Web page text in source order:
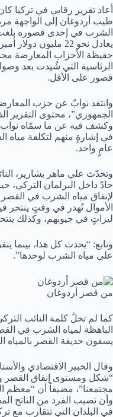
أعاد تقرير رقابي في
طيب أردوغان إلى الواجهة
يعادل نحو 22 مليون
حفيظة الأحزاب المعارضة
قصور على الأقل.
وانتقد نوابٌ عن حزب
الجمهوري”، محتوى التقرير
وكشف فيه عن ما سمّاه نواب
في إشارةٍ منهم لتكلفة مياه
عامٍ واحد.
وتحدّث علي ماهر بشارير،
حادّ داخل البرلمان التركي،
لإنفاق مياه الشرب في
ليراتٍ في جيوبهم، وكذلك
على مياه الشرب لوحدها”.
من قصر أردوغان
كما لم تخلُ كلمة النائب
الباهظة لمياه الشرب في
يسقون حديقة القصر بالمياه
وقال الخبير الاقتصادي
“شكل ومستوى إنفاق القصر
مجتمعنا”، مضيفاً أن “معظم
وأن نصيب الفرد من الناتج
في البلدان التي تتقارب مع